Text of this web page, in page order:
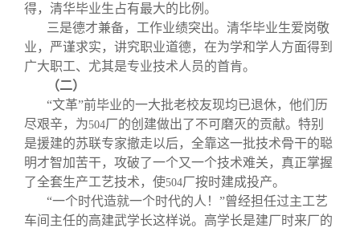
得，清华毕业生占有最大的比例。
三是德才兼备，工作业绩突出。清华毕业生爱岗敬
业，严谨求实，讲究职业道德，在为学和学人方面得到
广大职工、尤其是专业技术人员的首肯。
（二）
“文革”前毕业的一大批老校友现均已退休，他们历
尽艰辛，为504厂的创建做出了不可磨灭的贡献。特别
是援建的苏联专家撤走以后，全靠这一批技术骨干的聪
明才智加苦干，攻破了一个又一个技术难关，真正掌握
了全套生产工艺技术，使504厂按时建成投产。
“一个时代造就一个时代的人！”曾经担任过主工艺
车间主任的高建武学长这样说。高学长是建厂时来厂的